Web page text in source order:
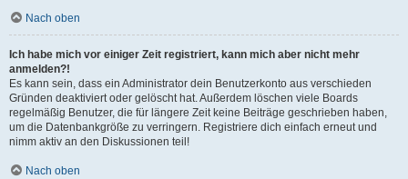
Nach oben
Ich habe mich vor einiger Zeit registriert, kann mich aber nicht mehr
anmelden?!
Es kann sein, dass ein Administrator dein Benutzerkonto aus verschieden
Gründen deaktiviert oder gelöscht hat. Außerdem löschen viele Boards
regelmäßig Benutzer, die für längere Zeit keine Beiträge geschrieben haben,
um die Datenbankgröße zu verringern. Registriere dich einfach erneut und
nimm aktiv an den Diskussionen teil!
Nach oben